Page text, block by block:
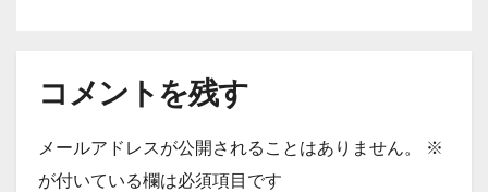
コメントを残す
メールアドレスが公開されることはありません。
※
が付いている欄は必須項目です